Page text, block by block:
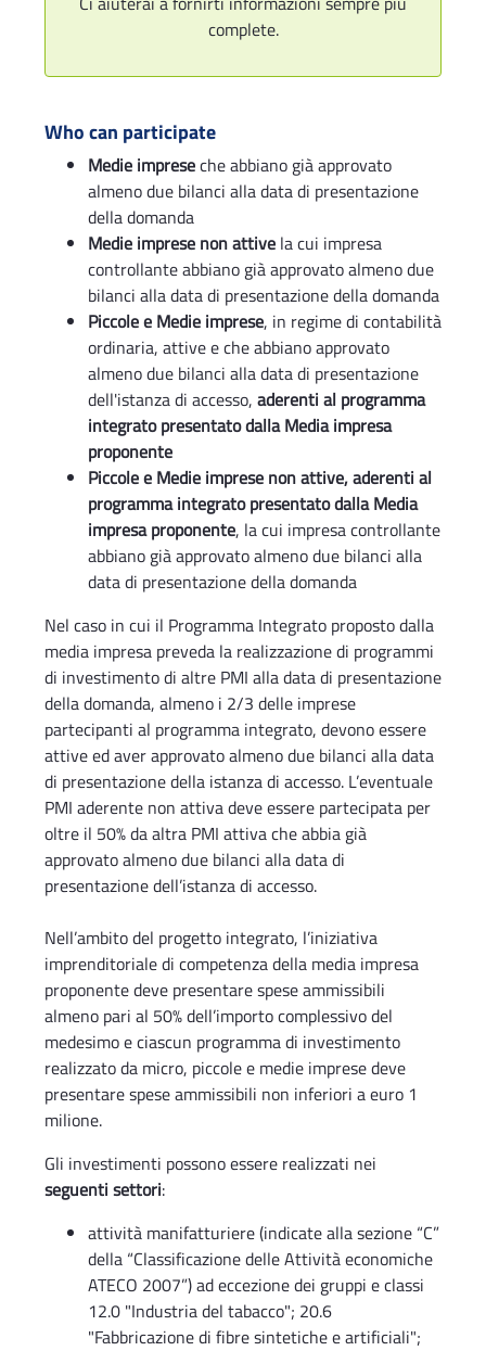
complete.
Who can participate
Medie impreseche abbiano già approvato
almeno due bilanci alla data di presentazione
della domanda
Medie imprese non attive la cui impresa
controllante abbiano già approvato almeno due
bilanci alla data di presentazione della domanda
Piccole e Medie imprese, in regime di contabilità
ordinaria, attive e che abbiano approvato
almeno due bilanci alla data di presentazione
dell'istanza di accesso, aderenti al programma
integrato presentato dalla Media impresa
proponente
Piccole e Medie imprese non attive, aderenti al
programma integrato presentato dalla Media
impresa proponente, la cui impresa controllante
abbiano già approvato almeno due bilanci alla
data di presentazione della domanda
Nel caso in cui il Programma Integrato proposto dalla
media impresa preveda la realizzazione di programmi
di investimento di altre PMI alla data di presentazione
della domanda, almeno i 2/3 delle imprese
partecipanti al programma integrato, devono essere
attive ed aver approvato almeno due bilanci alla data
di presentazione della istanza di accesso. L’eventuale
PMI aderente non attiva deve essere partecipata per
oltre il 50% da altra PMI attiva che abbia già
approvato almeno due bilanci alla data di
presentazione dell’istanza di accesso.
Nell’ambito del progetto integrato, l’iniziativa
imprenditoriale di competenza della media impresa
proponente deve presentare spese ammissibili
almeno pari al 50% dell’importo complessivo del
medesimo e ciascun programma di investimento
realizzato da micro, piccole e medie imprese deve
presentare spese ammissibili non inferiori a euro 1
milione.
Gli investimenti possono essere realizzati nei
seguenti settori:
attività manifatturiere (indicate alla sezione “C”
della “Classificazione delle Attività economiche
ATECO 2007”) ad eccezione dei gruppi e classi
12.0 "Industria del tabacco"; 20.6
"Fabbricazione di fibre sintetiche e artificiali";